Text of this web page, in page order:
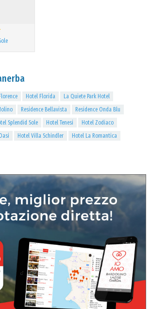
Hotel Florida
La Quiete Park Hotel
Residence Bellavista
Residence Onda Blu
Splendid Sole Hotel Tenesi
Hotel Zodiaco
Hotel Villa Schindler Hotel La Romantica